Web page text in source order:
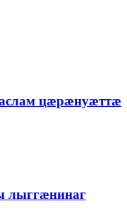
цæрæнуæттæ
лыггæнинаг